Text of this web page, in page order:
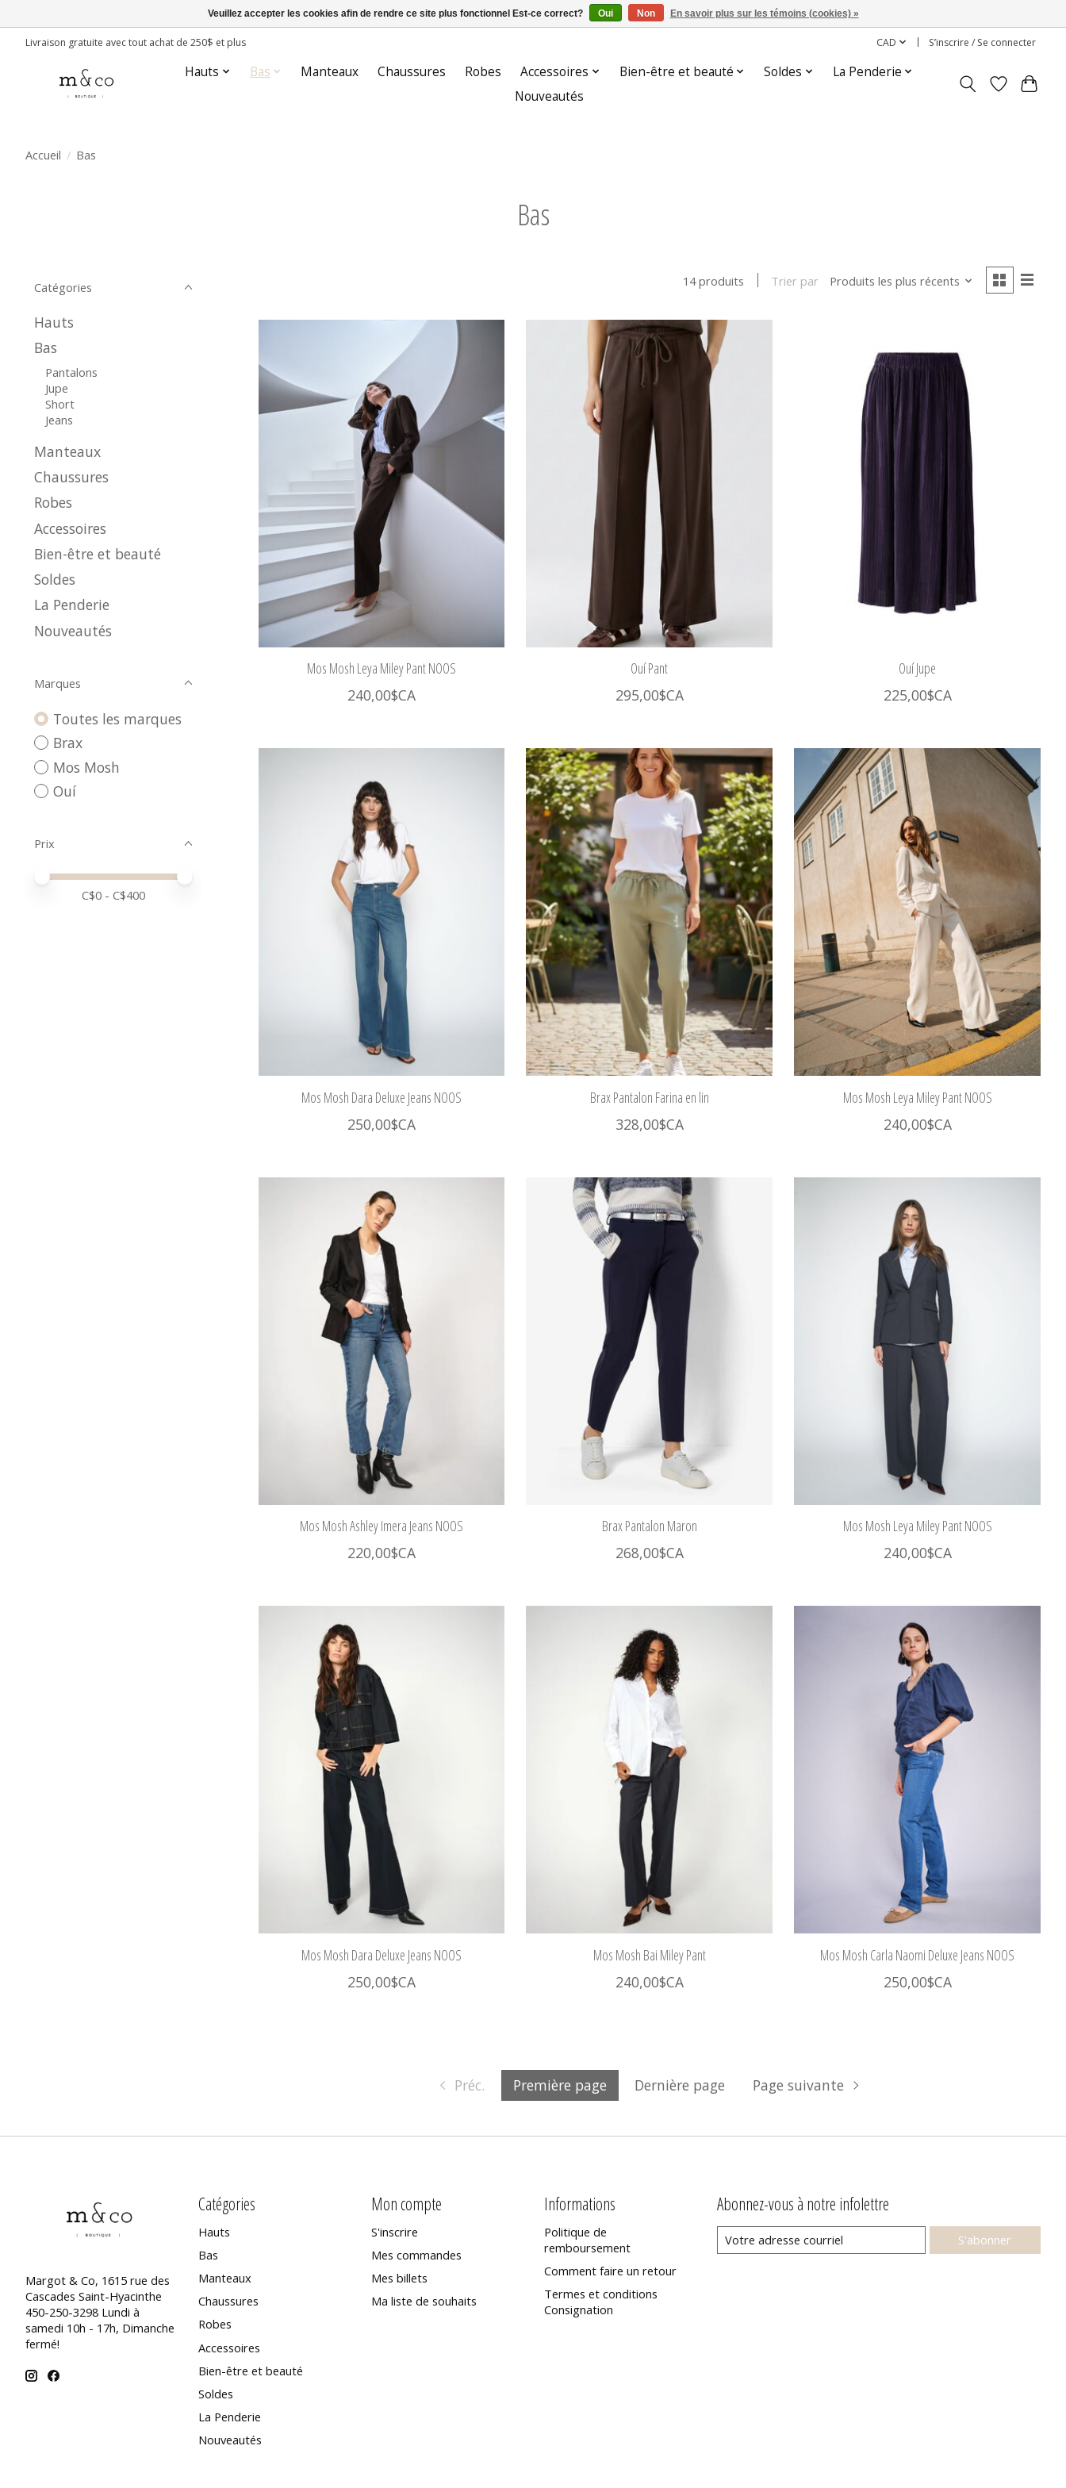
Livraison gratuite avec tout achat de 250$ et plus CAD S’inscrire / Se connecter
Hauts Bas Manteaux Chaussures Robes Accessoires Bien-être et beauté Soldes
La Penderie
Nouveautés
Accueil / Bas
Bas
Catégories
Hauts
Bas
Pantalons
Jupe
Short
Jeans
Manteaux
Chaussures
Robes
Accessoires
Bien-être et beauté
Soldes
La Penderie
Nouveautés
Marques
Toutes les marques
Brax
Mos Mosh
Ouí
Prix
Prix minimum
Price maximum value
C$0 - C$400
14 produits Trier par Produits les plus récents
Mos Mosh Leya Miley Pant NOOS
240,00$CA
Ouí Pant
295,00$CA
Ouí Jupe
225,00$CA
Mos Mosh Dara Deluxe Jeans NOOS
250,00$CA
Brax Pantalon Farina en lin
328,00$CA
Mos Mosh Leya Miley Pant NOOS
240,00$CA
Mos Mosh Ashley Imera Jeans NOOS
220,00$CA
Brax Pantalon Maron
268,00$CA
Mos Mosh Leya Miley Pant NOOS
240,00$CA
Mos Mosh Dara Deluxe Jeans NOOS
250,00$CA
Mos Mosh Bai Miley Pant
240,00$CA
Mos Mosh Carla Naomi Deluxe Jeans NOOS
250,00$CA
Préc. Première page Dernière page Page suivante
Margot & Co, 1615 rue des
Cascades Saint-Hyacinthe
450-250-3298 Lundi à
samedi 10h - 17h, Dimanche
fermé!
Catégories
Hauts
Bas
Manteaux
Chaussures
Robes
Accessoires
Bien-être et beauté
Soldes
La Penderie
Nouveautés
Mon compte
S'inscrire
Mes commandes
Mes billets
Ma liste de souhaits
Informations
Politique de
remboursement
Comment faire un retour
Termes et conditions
Consignation
Abonnez-vous à notre infolettre
S'abonner
Veuillez accepter les cookies afin de rendre ce site plus fonctionnel Est-ce correct? Oui Non En savoir plus sur les témoins (cookies) »